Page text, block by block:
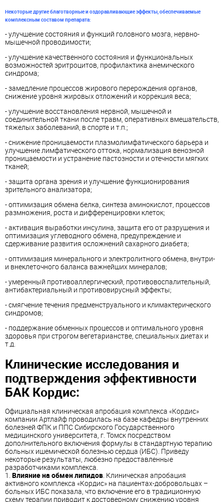
Некоторые другие благотворные и оздоравливающие эффекты, обеспечиваемые
комплексным составом препарата:
- улучшение состояния и функций головного мозга, нервно-
мышечной проводимости;
- улучшение качественного состояния и функциональных
возможностей эритроцитов, профилактика анемического
синдрома;
- замедление процессов жирового перерождения органов,
снижение уровня жировых отложений и коррекция веса;
- улучшение восстановления нервной, мышечной и
соединительной ткани после травм, оперативных вмешательств,
тяжелых заболеваний, в спорте и т.п.;
- снижение проницаемости плазмолимфатического барьера и
улучшение лимфатического оттока, нормализация венозной
проницаемости и устранение пастозности и отечности мягких
тканей;
- защита органа зрения и улучшение функционирования
зрительного анализатора;
- оптимизация обмена белка, синтеза аминокислот, процессов
размножения, роста и дифференцировки клеток;
- активация выработки инсулина, защита его от разрушения и
оптимизация углеводного обмена, предупреждение и
сдерживание развития осложнений сахарного диабета;
- оптимизация минерального и электролитного обмена, внутри-
и внеклеточного баланса важнейших минералов;
- умеренный противоаллергический, противовоспалительный,
антибактериальный и противовирусный эффекты;
- смягчение течения предменструального и климактерического
синдромов;
- поддержание обменных процессов и оптимального уровня
здоровья при строгом вегетарианстве, специальных диетах и
т.д.
Клинические исследования и
подтверждения эффективности
БАК Кордис:
Официальная клиническая апробация комплекса «Кордис»
компании Артлайф проводилась на базе кафедры внутренних
болезней ФПК и ППС Сибирского Государственного
медицинского университета, г. Томск посредством
дополнительного включения формулы в стандартную терапию
больных ишемической болезнью сердца (ИБС). Приведу
некоторые результаты, любезно предоставленные
разработчиками комплекса.
1. Влияние на обмен липидов . Клиническая апробация
активного комплекса «Кордис» на пациентах-добровольцах –
больных ИБС показала, что включение его в традиционную
схему терапии приводит к достоверному снижению уровня